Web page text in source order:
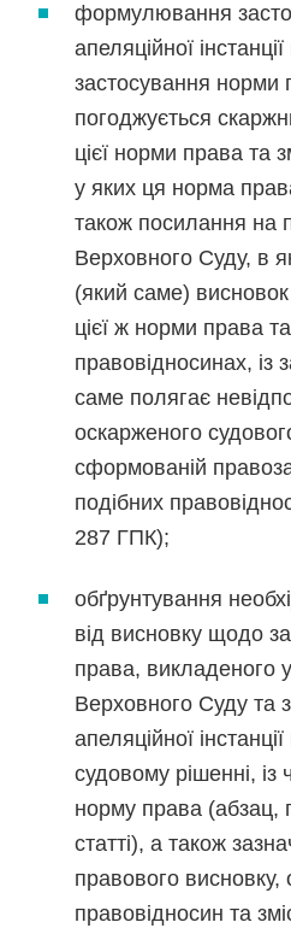
формулювання
апеляційної
застосування норми
погоджується
цієї норми права та
у яких ця норма
також посилання на
Верховного Суду, в
(який саме)
цієї ж норми права
правовідносинах, із
саме полягає
оскарженого
сформованій
подібних
287 ГПК);
обґрунтування
від висновку щодо
права, викладеного
Верховного Суду та
апеляційної
судовому рішенні, із
норму права (абзац,
статті), а також
правового висновку,
правовідносин та